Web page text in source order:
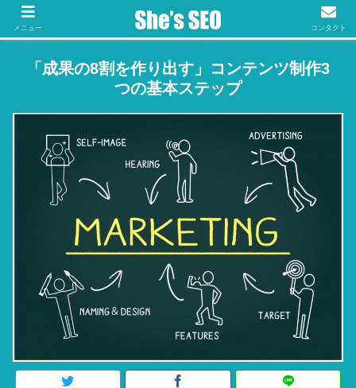
「成果の8割を作り出す」コンテンツ制作3
つの基本ステップ
メニュー コンタクト